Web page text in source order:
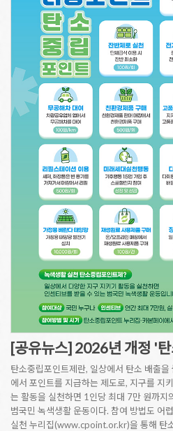
[공유뉴스] 2026년 개정 '
탄소중립포인트제란, 일상에서 탄소 배출
에서 포인트를 지급하는 제도로, 지구를 지
는 활동을 실천하면 1인당 최대 7만 원까지
범국민 녹색생활 운동이다. 참여 방법도 어
실천 누리집(www.cpoint.or.kr)을 통해 탄